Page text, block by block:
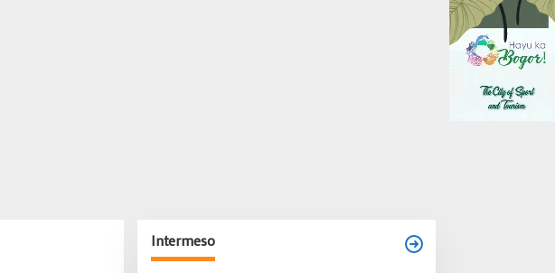
Intermeso